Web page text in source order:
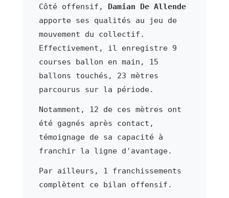
Côté offensif, Damian De Allende
apporte ses qualités au jeu de
mouvement du collectif.
Effectivement, il enregistre 9
courses ballon en main, 15
ballons touchés, 23 mètres
parcourus sur la période.
Notamment, 12 de ces mètres ont
été gagnés après contact,
témoignage de sa capacité à
franchir la ligne d'avantage.
Par ailleurs, 1 franchissements
complètent ce bilan offensif.